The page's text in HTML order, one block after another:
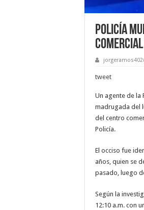
Policía
comercial
tweet
Un agente de la
madrugada del
del centro
Policía.
El occiso fue
años, quien se
pasado, luego
Según la
12:10 a.m. con